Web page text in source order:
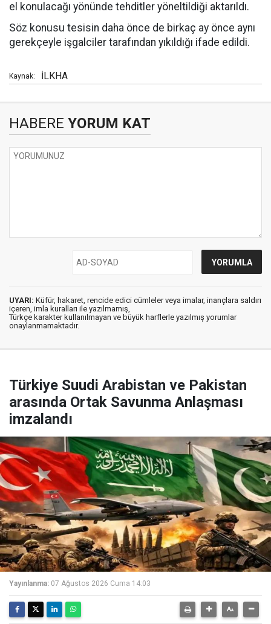
el konulacağı yönünde tehditler yöneltildiği aktarıldı.
Söz konusu tesisin daha önce de birkaç ay önce aynı
gerekçeyle işgalciler tarafından yıkıldığı ifade edildi.
Kaynak: İLKHA
HABERE YORUM KAT
UYARI: Küfür, hakaret, rencide edici cümleler veya imalar, inançlara saldırı
içeren, imla kuralları ile yazılmamış,
Türkçe karakter kullanılmayan ve büyük harflerle yazılmış yorumlar
onaylanmamaktadır.
Türkiye Suudi Arabistan ve Pakistan
arasında Ortak Savunma Anlaşması
imzalandı
Yayınlanma: 07 Ağustos 2026 Cuma 14:03